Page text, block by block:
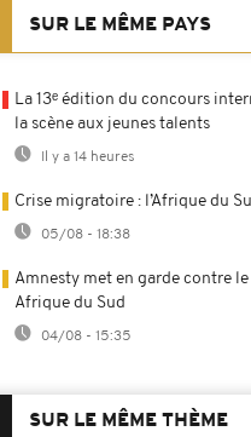
SUR LE MÊME PAYS
La 13ᵉ édition du concours
la scène aux jeunes talents
Il y a 14 heures
Crise migratoire : l’Afrique du
05/08 - 18:38
Amnesty met en garde contre
Afrique du Sud
04/08 - 15:35
SUR LE MÊME THÈME